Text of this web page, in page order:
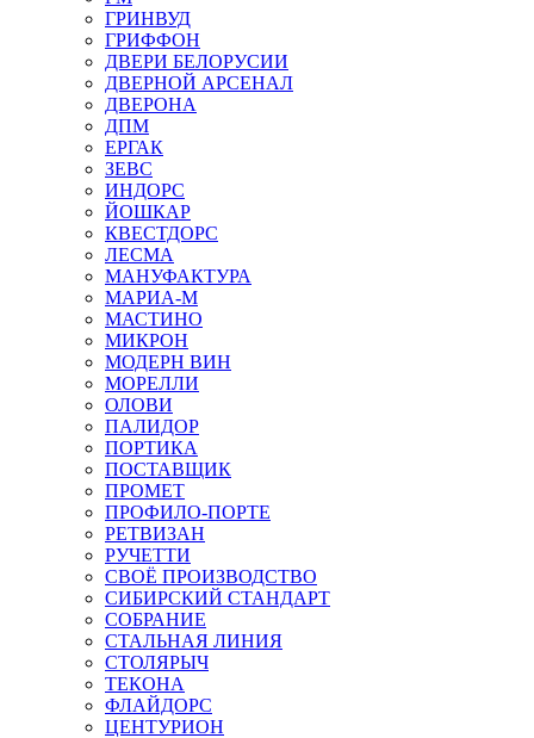
ГРИНВУД
ГРИФФОН
ДВЕРИ БЕЛОРУСИИ
ДВЕРНОЙ АРСЕНАЛ
ДВЕРОНА
ДПМ
ЕРГАК
ЗЕВС
ИНДОРС
ЙОШКАР
КВЕСТДОРС
ЛЕСМА
МАНУФАКТУРА
МАРИА-М
МАСТИНО
МИКРОН
МОДЕРН ВИН
МОРЕЛЛИ
ОЛОВИ
ПАЛИДОР
ПОРТИКА
ПОСТАВЩИК
ПРОМЕТ
ПРОФИЛО-ПОРТЕ
РЕТВИЗАН
РУЧЕТТИ
СВОЁ ПРОИЗВОДСТВО
СИБИРСКИЙ СТАНДАРТ
СОБРАНИЕ
СТАЛЬНАЯ ЛИНИЯ
СТОЛЯРЫЧ
ТЕКОНА
ФЛАЙДОРС
ЦЕНТУРИОН